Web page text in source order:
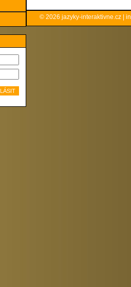
© 2026 jazyky-interaktivne.cz